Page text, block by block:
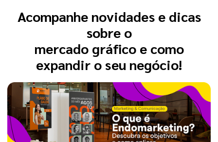
Acompanhe novidades e dicas
sobre o
mercado gráfico e como
expandir o seu negócio!